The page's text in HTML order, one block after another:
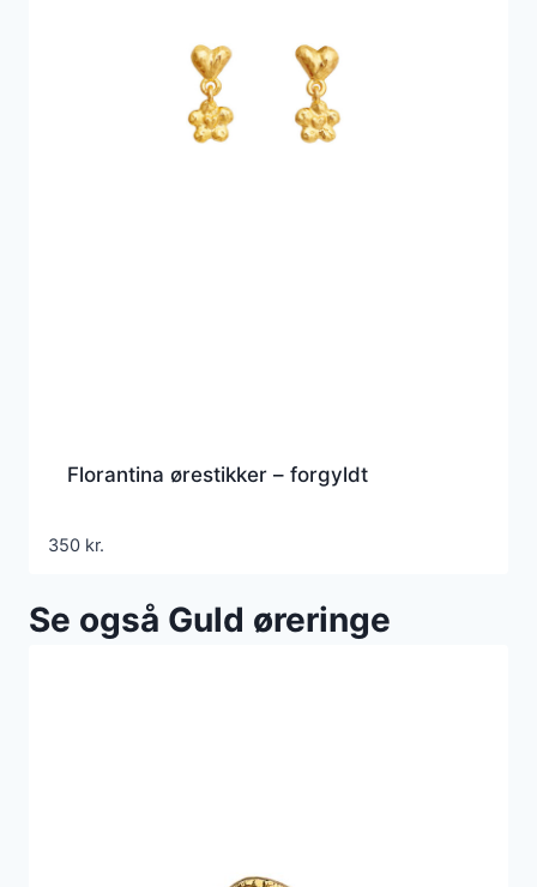
Florantina ørestikker – forgyldt
350 kr.
Se også Guld øreringe